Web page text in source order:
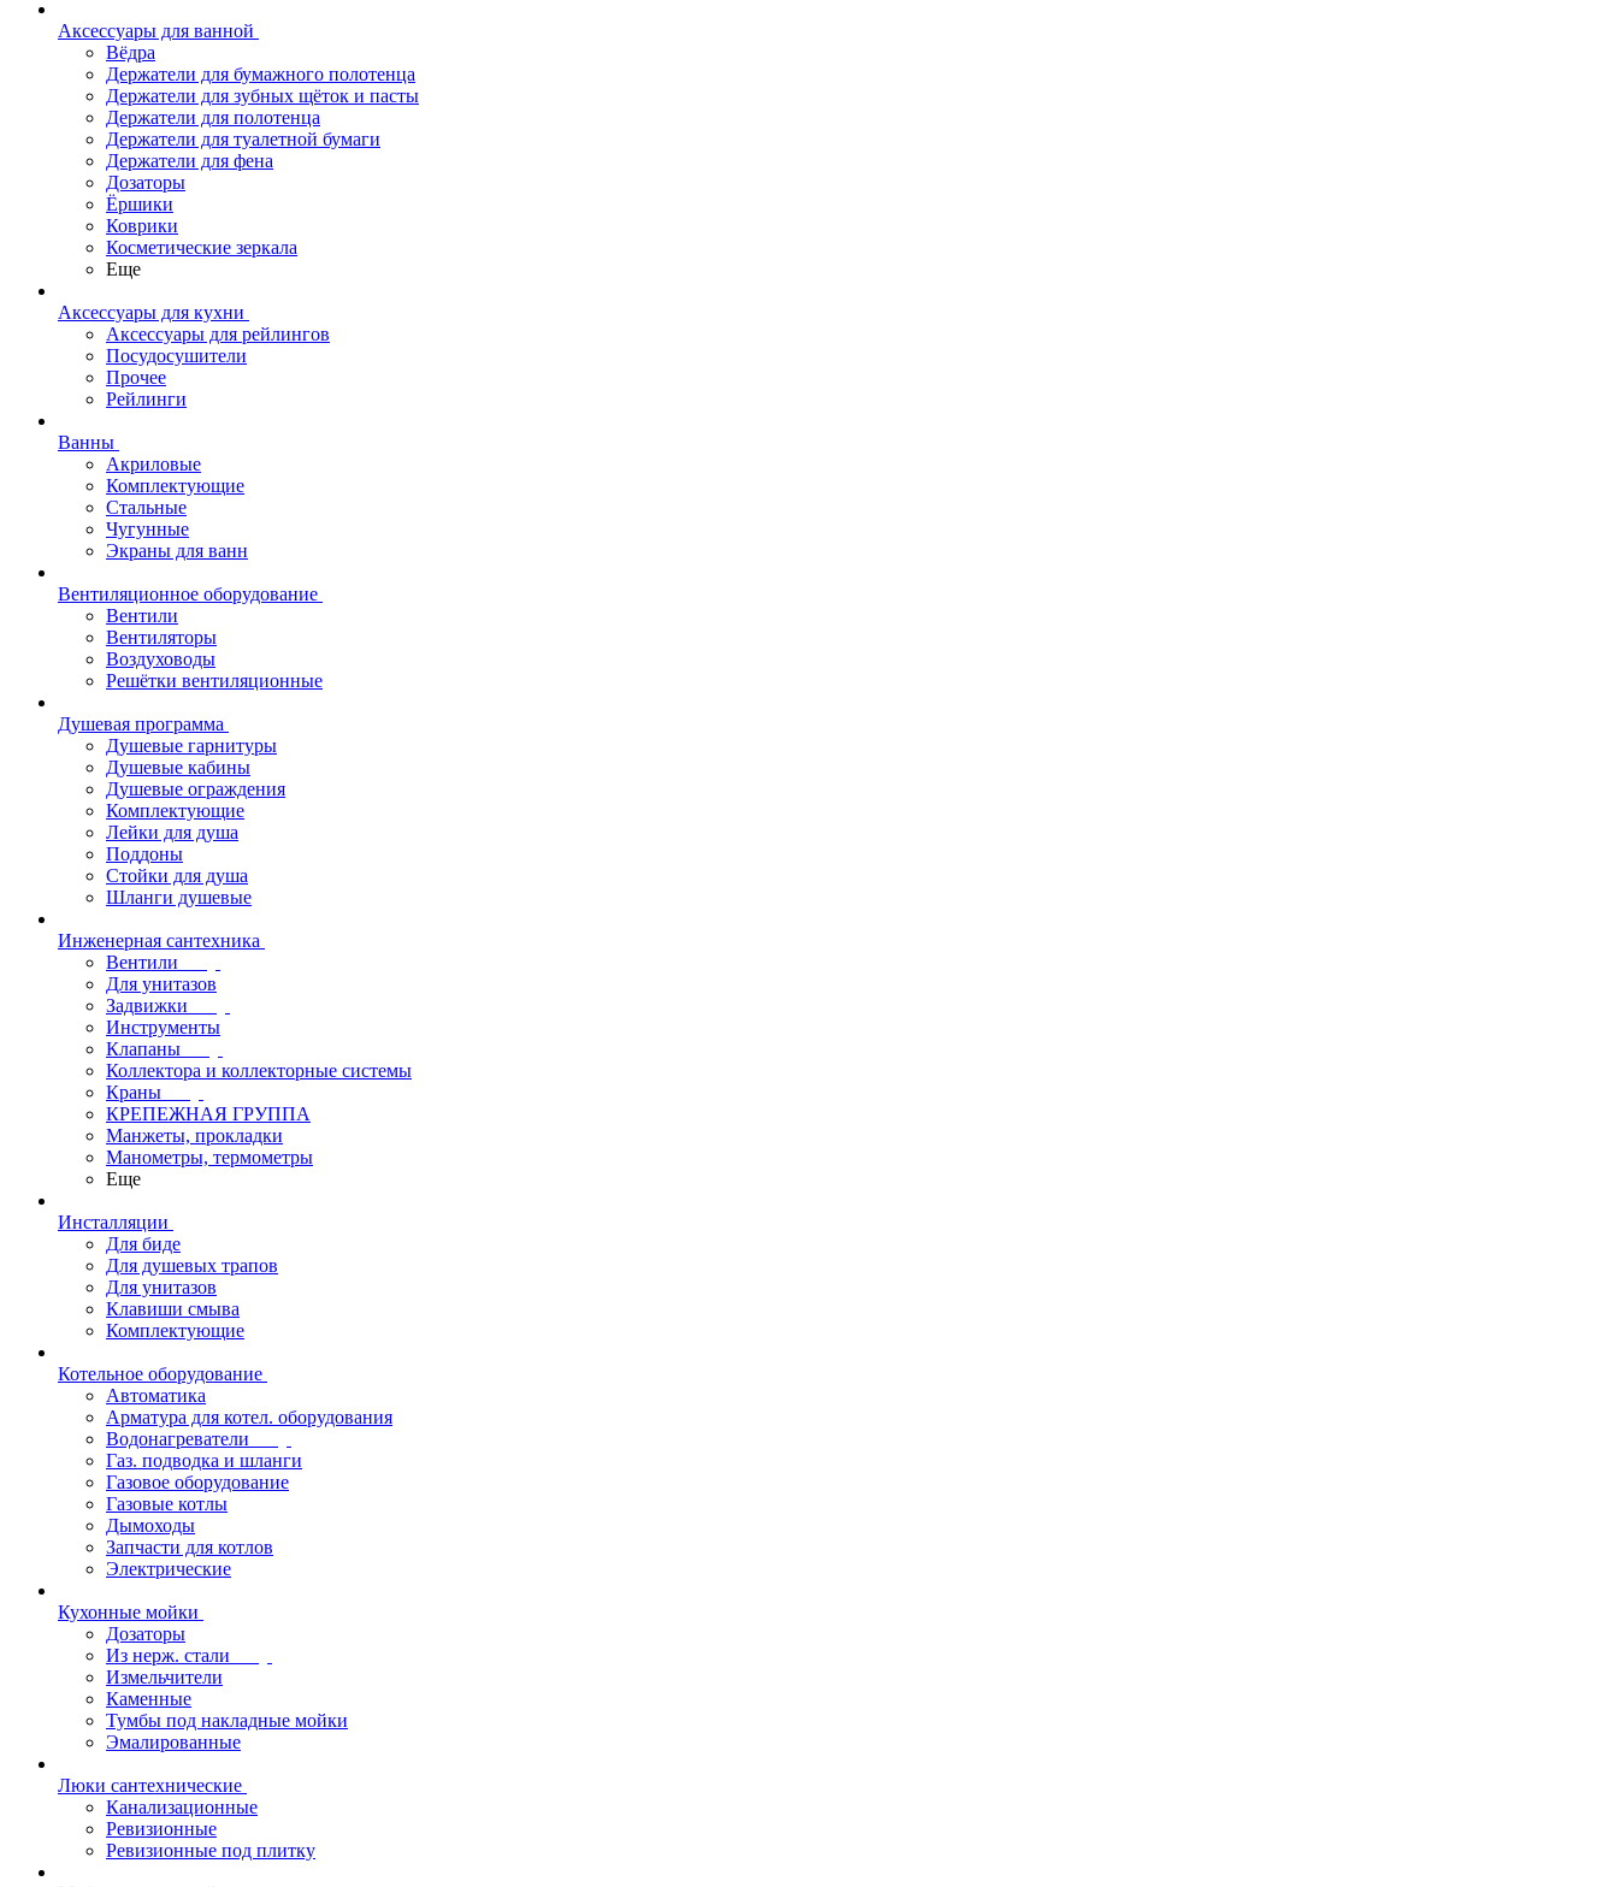
Аксессуары для ванной
Вёдра
Держатели для бумажного полотенца
Держатели для зубных щёток и пасты
Держатели для полотенца
Держатели для туалетной бумаги
Держатели для фена
Дозаторы
Ёршики
Коврики
Косметические зеркала
Еще
Аксессуары для кухни
Аксессуары для рейлингов
Посудосушители
Прочее
Рейлинги
Ванны
Акриловые
Комплектующие
Стальные
Чугунные
Экраны для ванн
Вентиляционное оборудование
Вентили
Вентиляторы
Воздуховоды
Решётки вентиляционные
Душевая программа
Душевые гарнитуры
Душевые кабины
Душевые ограждения
Комплектующие
Лейки для душа
Поддоны
Стойки для душа
Шланги душевые
Инженерная сантехника
Вентили
Для унитазов
Задвижки
Инструменты
Клапаны
Коллектора и коллекторные системы
Краны
КРЕПЕЖНАЯ ГРУППА
Манжеты, прокладки
Манометры, термометры
Еще
Инсталляции
Для биде
Для душевых трапов
Для унитазов
Клавиши смыва
Комплектующие
Котельное оборудование
Автоматика
Арматура для котел. оборудования
Водонагреватели
Газ. подводка и шланги
Газовое оборудование
Газовые котлы
Дымоходы
Запчасти для котлов
Электрические
Кухонные мойки
Дозаторы
Из нерж. стали
Измельчители
Каменные
Тумбы под накладные мойки
Эмалированные
Люки сантехнические
Канализационные
Ревизионные
Ревизионные под плитку